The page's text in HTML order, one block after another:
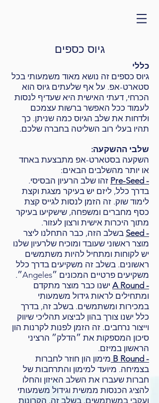
כללי
גיוס כספים זה נושא מאוד משמעותי בכל
סטארט-אפ. על אף שלעתים גיוס הוא
הכרחי, דעתי האישית היא שעדיף לנסות
לעמוד ככל האפשר ברשות עצמכם
ולדחות את שלב הגיוס כמה שניתן. כך
תהיו בעלי רוב השליטה בחברה שלכם.
שלבי ההשקעה:
השקעה בסטארט-אפ מתבצעת באחד
או יותר מהשלבים הבאים:
- Pre-Seed
זהו שלב הרעיון הבסיסי.
בדרך כלל, ליזם יש בעיקר מצגת וקצת
לימוד שוק. זה הזמן לנסות לגייס קצת
כסף מחברים ומשפחה, שישקיעו בעיקר
מתוך היכרות אישית ורצון לעזור.
- Seed
בשלב הזה, כבר התחלנו ליצר
מוצר ראשוני שעובד ומוכיח שלרעיון שלנו
יש לקוחות ומתחיל להיות משתמשים
ראשונים. בשלב זה משקיעים בדרך כלל
משקיעים פרטיים המכונים ״Angeles״.
- A Round
ישנו כבר מוצר מתקדם
ומתחילים לראות גידול משמעותי
במכירות ומשתמשים. בשלב זה, בדרך
כלל ישנו צורך בהון לביצוע תהליכי שיווק
וייצור נרחבים. זה הזמן לפנות לקרנות הון
סיכון המספקות את ״הדלק״ הרציני
הראשון במיזם.
- B Round
מימון הון חוזר לחברות
בצמיחה. מיועד למימון והתרחבות של
חברות שעברו את השלב האיזון והחלו
להציג הכנסות ממשית וגידול משמעותי
ועקבי במשתמשים. בשלב זה, הקרונות
גיוס כספים